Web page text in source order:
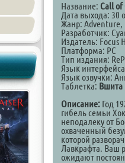
Название: Call
Дата выхода: 30
Жанр: Adventure,
Разработчик:
Издатель: Focus
Платформа: PC
Тип издания:
Язык
Язык озвучки:
Таблетка: Вшита
Описание: Год
гибель семьи
неподалеку от
охваченный
которой
Лавкрафта. Ваш
ожидают